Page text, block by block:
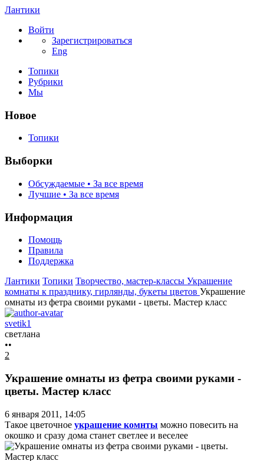
Лантики
Войти
Зарегистрироваться
Eng
Топики
Рубрики
Мы
Новое
Топики
Выборки
Обсуждаемые • За все время
Лучшие • За все время
Информация
Помощь
Правила
Поддержка
Лантики Топики Творчество, мастер-классы Украшение
комнаты к празднику, гирлянды, букеты цветов Украшение
омнаты из фетра своими руками - цветы. Мастер класс
svetik1
светлана
••
2
Украшение омнаты из фетра своими руками -
цветы. Мастер класс
6 января 2011, 14:05
Такое цветочное украшение комнты можно повесить на
окошко и сразу дома станет светлее и веселее